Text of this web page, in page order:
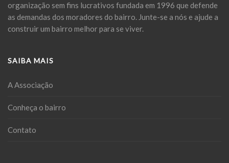
organização sem fins lucrativos fundada em 1996 que defende
as demandas dos moradores do bairro. Junte-se a nós e ajude a
construir um bairro melhor para se viver.
SAIBA MAIS
A Associação
Conheça o bairro
Contato